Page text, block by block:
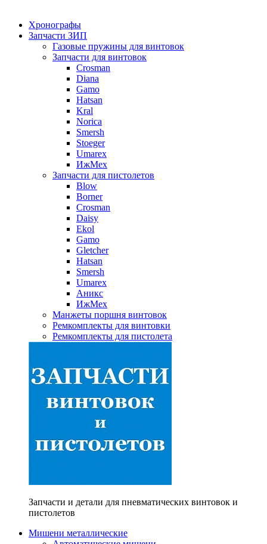
Хронографы
Запчасти ЗИП
Газовые пружины для винтовок
Запчасти для винтовок
Crosman
Diana
Gamo
Hatsan
Kral
Norica
Smersh
Stoeger
Umarex
ИжМех
Запчасти для пистолетов
Blow
Borner
Crosman
Daisy
Ekol
Gamo
Gletcher
Hatsan
Smersh
Umarex
Аникс
ИжМех
Манжеты поршня винтовок
Ремкомплекты для винтовки
Ремкомплекты для пистолета
Запчасти и детали для пневматических винтовок и
пистолетов
Мишени металлические